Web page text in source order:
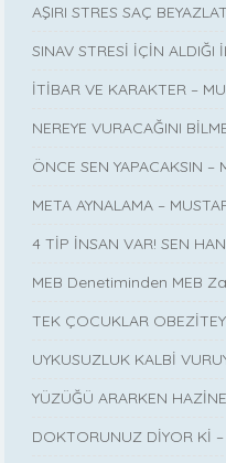
AŞIRI STRES SAÇ
SINAV STRESİ İÇİN ALDIĞI
İTİBAR VE KARAKTER –
NEREYE VURACAĞINI
ÖNCE SEN YAPACAKSIN –
META AYNALAMA –
4 TİP İNSAN VAR! SEN
MEB Denetiminden MEB
TEK ÇOCUKLAR
UYKUSUZLUK KALBİ
YÜZÜĞÜ ARARKEN
DOKTORUNUZ DİYOR Kİ